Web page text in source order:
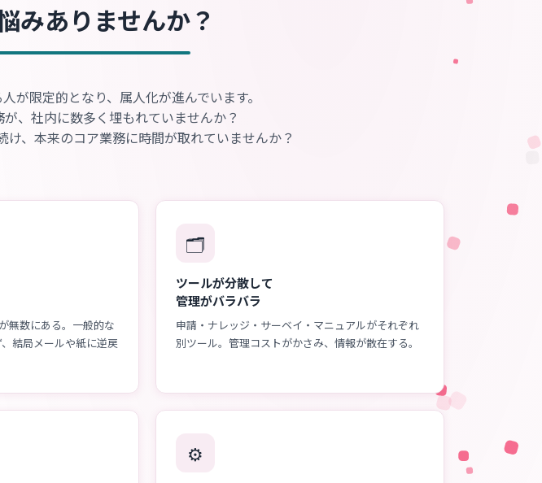
みありませんか？
が限定的となり、属人化が進んでいます。
、社内に数多く埋もれていませんか？
、本来のコア業務に時間が取れていませんか？
無数にある。一般的な
結局メールや紙に逆戻
🗂️
ツールが分散して
管理がバラバラ
申請・ナレッジ・サーベイ・マニュアルがそれぞれ
別ツール。管理コストがかさみ、情報が散在する。
⚙️